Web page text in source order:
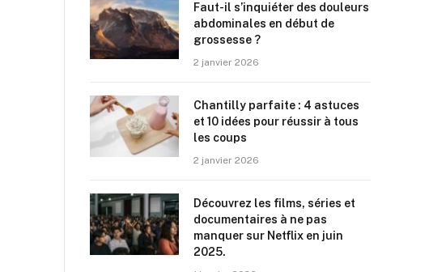
Faut-il s’inquiéter des douleurs
abdominales en début de
grossesse ?
2 janvier 2026
Chantilly parfaite : 4 astuces
et 10 idées pour réussir à tous
les coups
2 janvier 2026
Découvrez les films, séries et
documentaires à ne pas
manquer sur Netflix en juin
2025.